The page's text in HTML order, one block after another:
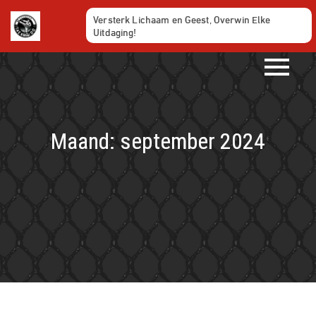
Ga
naar
de
inhoud
Versterk Lichaam en Geest, Overwin Elke
Uitdaging!
Maand: september 2024